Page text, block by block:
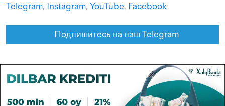
Telegram, Instagram, YouTube, Facebook
Подпишитесь на наш Telegram